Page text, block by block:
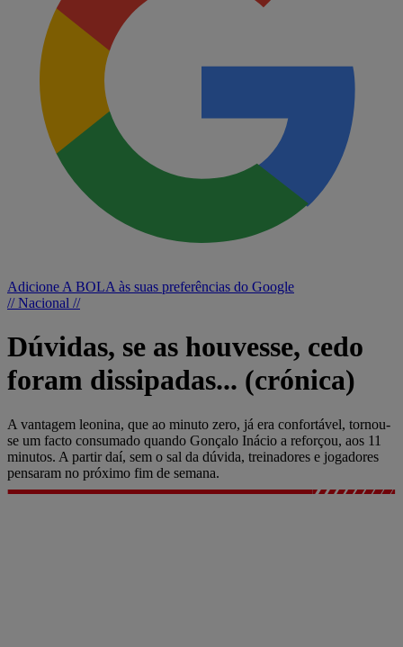
Adicione A BOLA às suas preferências do Google
// Nacional //
Dúvidas, se as houvesse, cedo
foram dissipadas... (crónica)
A vantagem leonina, que ao minuto zero, já era confortável, tornou-
se um facto consumado quando Gonçalo Inácio a reforçou, aos 11
minutos. A partir daí, sem o sal da dúvida, treinadores e jogadores
pensaram no próximo fim de semana.